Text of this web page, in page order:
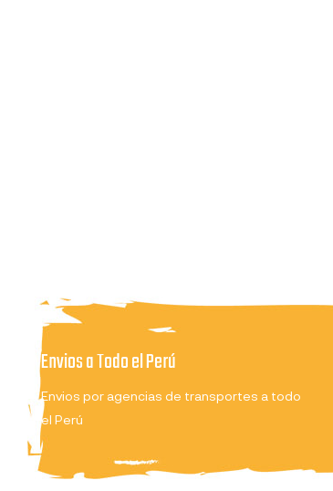
Envios a Todo el Perú
Envios por agencias de transportes a todo
el Perú